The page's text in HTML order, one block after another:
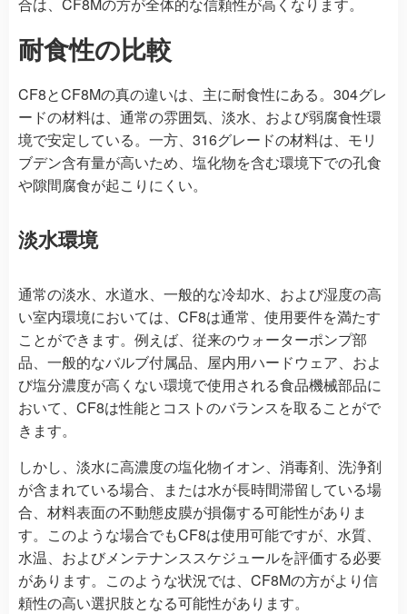
耐食性の比較
CF8とCF8Mの真の違いは、主に耐食性にある。304グレ
ードの材料は、通常の雰囲気、淡水、および弱腐食性環
境で安定している。一方、316グレードの材料は、モリ
ブデン含有量が高いため、塩化物を含む環境下での孔食
や隙間腐食が起こりにくい。
淡水環境
通常の淡水、水道水、一般的な冷却水、および湿度の高
い室内環境においては、CF8は通常、使用要件を満たす
ことができます。例えば、従来のウォーターポンプ部
品、一般的なバルブ付属品、屋内用ハードウェア、およ
び塩分濃度が高くない環境で使用される食品機械部品に
おいて、CF8は性能とコストのバランスを取ることがで
きます。
しかし、淡水に高濃度の塩化物イオン、消毒剤、洗浄剤
が含まれている場合、または水が長時間滞留している場
合、材料表面の不動態皮膜が損傷する可能性がありま
す。このような場合でもCF8は使用可能ですが、水質、
水温、およびメンテナンススケジュールを評価する必要
があります。このような状況では、CF8Mの方がより信
頼性の高い選択肢となる可能性があります。